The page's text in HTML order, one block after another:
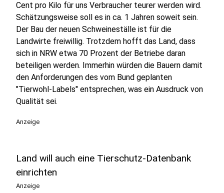
Cent pro Kilo für uns Verbraucher teurer werden wird.
Schätzungsweise soll es in ca. 1 Jahren soweit sein.
Der Bau der neuen Schweineställe ist für die
Landwirte freiwillig. Trotzdem hofft das Land, dass
sich in NRW etwa 70 Prozent der Betriebe daran
beteiligen werden. Immerhin würden die Bauern damit
den Anforderungen des vom Bund geplanten
"Tierwohl-Labels" entsprechen, was ein Ausdruck von
Qualität sei.
Anzeige
Land will auch eine Tierschutz-Datenbank
einrichten
Anzeige